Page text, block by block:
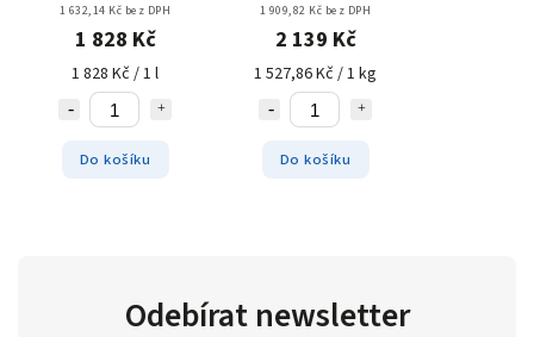
1 632,14 Kč bez DPH
1 828 Kč
1 828 Kč / 1 l
Do košíku
1 909,82 Kč bez DPH
2 139 Kč
1 527,86 Kč / 1 kg
Do košíku
Odebírat newsletter